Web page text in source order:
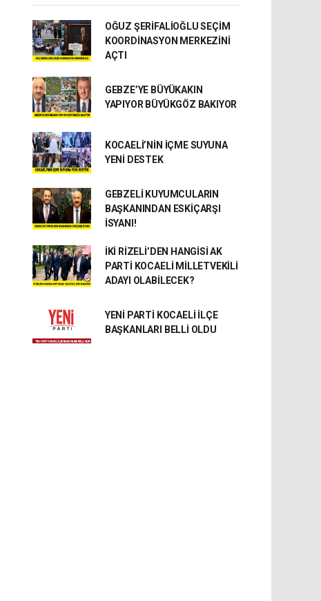
OĞUZ ŞERİFALİOĞLU SEÇİM
KOORDİNASYON MERKEZİNİ
AÇTI
GEBZE’YE BÜYÜKAKIN
YAPIYOR BÜYÜKGÖZ BAKIYOR
KOCAELİ’NİN İÇME SUYUNA
YENİ DESTEK
GEBZELİ KUYUMCULARIN
BAŞKANINDAN ESKİÇARŞI
İSYANI!
İKİ RİZELİ’DEN HANGİSİ AK
PARTİ KOCAELİ MİLLETVEKİLİ
ADAYI OLABİLECEK?
YENİ PARTİ KOCAELİ İLÇE
BAŞKANLARI BELLİ OLDU